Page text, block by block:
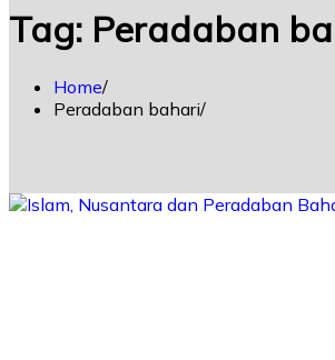
Tag: Peradaban
Home
Peradaban bahari